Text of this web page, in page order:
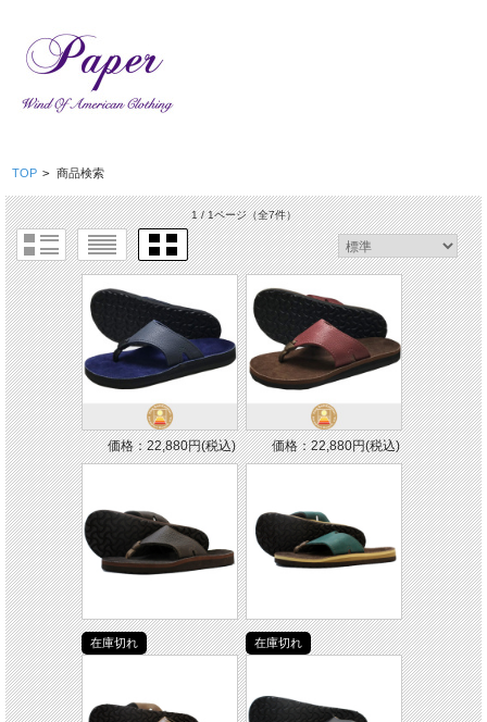
TOP > 商品検索
1 / 1ページ（全7件）
価格：22,880円(税込) 価格：22,880円(税込)
在庫切れ 在庫切れ